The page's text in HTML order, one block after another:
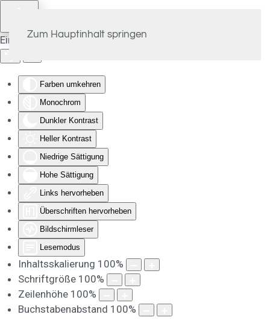
Eingabehilfen öffnen
Farben umkehren
Monochrom
Dunkler Kontrast
Heller Kontrast
Niedrige Sättigung
Hohe Sättigung
Links hervorheben
Überschriften hervorheben
Bildschirmleser
Lesemodus
Inhaltsskalierung 100%
Schriftgröße 100%
Zeilenhöhe 100%
Buchstabenabstand 100%
Zum Hauptinhalt springen